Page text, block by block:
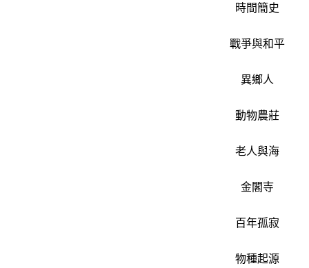
時間簡史
戰爭與和平
異鄉人
動物農莊
老人與海
金閣寺
百年孤寂
物種起源